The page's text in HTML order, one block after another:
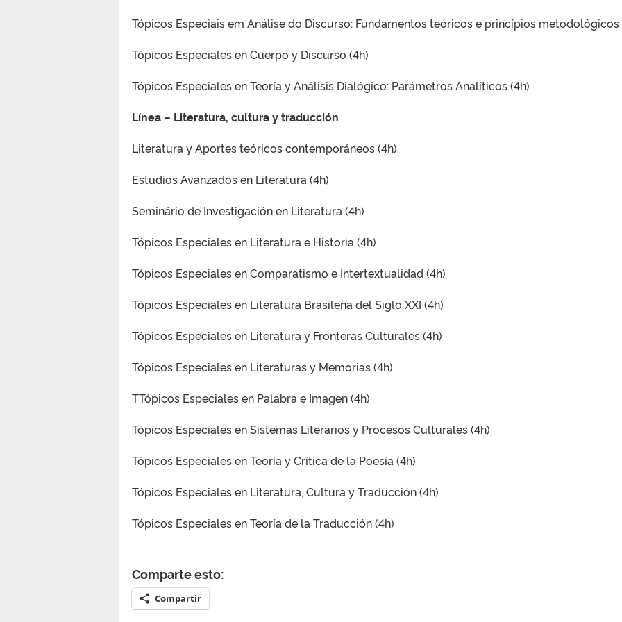
Tópicos Especiais em Análise do Discurso: Fundamentos teóricos e princípios metodológicos
Tópicos Especiales en Cuerpo y Discurso (4h)
Tópicos Especiales en Teoría y Análisis Dialógico: Parámetros Analíticos (4h)
Línea – Literatura, cultura y traducción
Literatura y Aportes teóricos contemporáneos (4h)
Estudios Avanzados en Literatura (4h)
Seminário de Investigación en Literatura (4h)
Tópicos Especiales en Literatura e Historia (4h)
Tópicos Especiales en Comparatismo e Intertextualidad (4h)
Tópicos Especiales en Literatura Brasileña del Siglo XXI (4h)
Tópicos Especiales en Literatura y Fronteras Culturales (4h)
Tópicos Especiales en Literaturas y Memorias (4h)
TTópicos Especiales en Palabra e Imagen (4h)
Tópicos Especiales en Sistemas Literarios y Procesos Culturales (4h)
Tópicos Especiales en Teoría y Crítica de la Poesía (4h)
Tópicos Especiales en Literatura, Cultura y Traducción (4h)
Tópicos Especiales en Teoría de la Traducción (4h)
Comparte esto:
Compartir